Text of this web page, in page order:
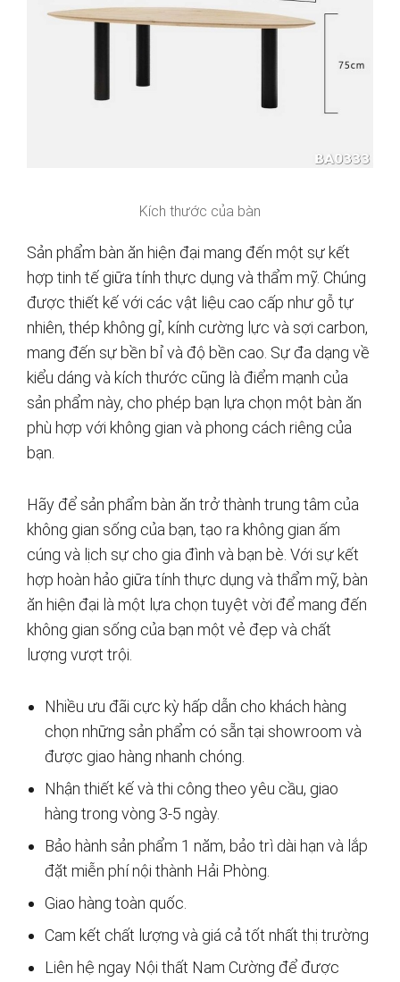
Kích thước của bàn
Sản phẩm bàn ăn hiện đại mang đến một sự kết
hợp tinh tế giữa tính thực dụng và thẩm mỹ. Chúng
được thiết kế với các vật liệu cao cấp như gỗ tự
nhiên, thép không gỉ, kính cường lực và sợi carbon,
mang đến sự bền bỉ và độ bền cao. Sự đa dạng về
kiểu dáng và kích thước cũng là điểm mạnh của
sản phẩm này, cho phép bạn lựa chọn một bàn ăn
phù hợp với không gian và phong cách riêng của
bạn.
Hãy để sản phẩm bàn ăn trở thành trung tâm của
không gian sống của bạn, tạo ra không gian ấm
cúng và lịch sự cho gia đình và bạn bè. Với sự kết
hợp hoàn hảo giữa tính thực dụng và thẩm mỹ, bàn
ăn hiện đại là một lựa chọn tuyệt vời để mang đến
không gian sống của bạn một vẻ đẹp và chất
lượng vượt trội.
Nhiều ưu đãi cực kỳ hấp dẫn cho khách hàng
chọn những sản phẩm có sẵn tại showroom và
được giao hàng nhanh chóng.
Nhận thiết kế và thi công theo yêu cầu, giao
hàng trong vòng 3-5 ngày.
Bảo hành sản phẩm 1 năm, bảo trì dài hạn và lắp
đặt miễn phí nội thành Hải Phòng.
Giao hàng toàn quốc.
Cam kết chất lượng và giá cả tốt nhất thị trường
Liên hệ ngay Nội thất Nam Cường để được